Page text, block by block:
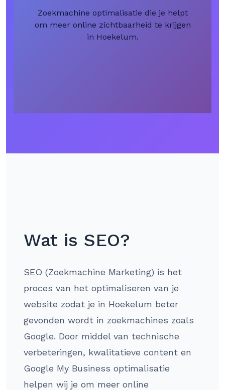
Zoekmachine optimalisatie die je helpt
om meer online zichtbaarheid te krijgen
in Hoekelum.
Wat is SEO?
SEO (Zoekmachine Marketing) is het
proces van het optimaliseren van je
website zodat je in Hoekelum beter
gevonden wordt in zoekmachines zoals
Google. Door middel van technische
verbeteringen, kwalitatieve content en
Google My Business optimalisatie
helpen wij je om meer online